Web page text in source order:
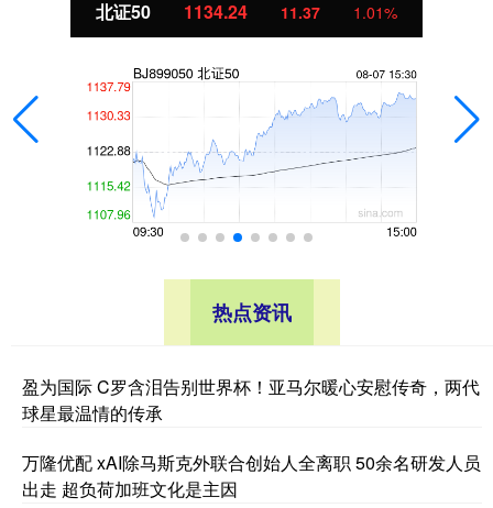
北证50 1134.24 11.37 1.01%
热点资讯
盈为国际 C罗含泪告别世界杯！亚马尔暖心安慰传奇，两代
球星最温情的传承
万隆优配 xAI除马斯克外联合创始人全离职 50余名研发人员
出走 超负荷加班文化是主因